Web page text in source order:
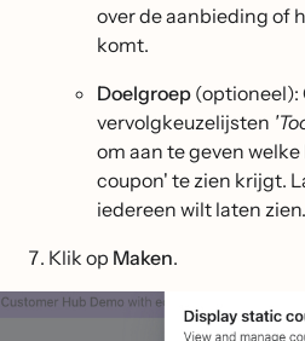
over de aanbieding of
komt.
Doelgroep (optioneel):
vervolgkeuzelijsten
om aan te geven
coupon' te zien krijgt.
iedereen wilt laten zien.
Klik op Maken.